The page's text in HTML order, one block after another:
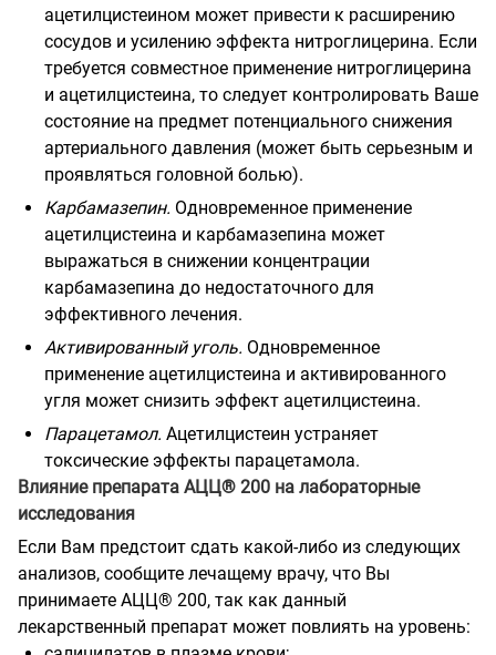
ацетилцистеином может привести к расширению
сосудов и усилению эффекта нитроглицерина. Если
требуется совместное применение нитроглицерина
и ацетилцистеина, то следует контролировать Ваше
состояние на предмет потенциального снижения
артериального давления (может быть серьезным и
проявляться головной болью).
Карбамазепин. Одновременное применение
ацетилцистеина и карбамазепина может
выражаться в снижении концентрации
карбамазепина до недостаточного для
эффективного лечения.
Активированный уголь. Одновременное
применение ацетилцистеина и активированного
угля может снизить эффект ацетилцистеина.
Парацетамол. Ацетилцистеин устраняет
токсические эффекты парацетамола.
Влияние препарата АЦЦ® 200 на лабораторные
исследования
Если Вам предстоит сдать какой-либо из следующих
анализов, сообщите лечащему врачу, что Вы
принимаете АЦЦ® 200, так как данный
лекарственный препарат может повлиять на уровень: